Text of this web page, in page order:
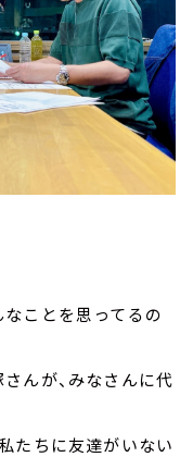
ことを思ってるの
んが、みなさんに代
たちに友達がいない